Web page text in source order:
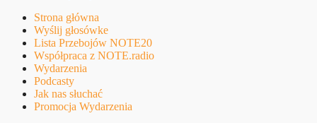
Strona główna
Wyślij głosówke
Lista Przebojów NOTE20
Współpraca z NOTE.radio
Wydarzenia
Podcasty
Jak nas słuchać
Promocja Wydarzenia